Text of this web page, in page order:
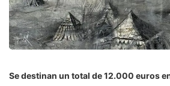
Se destinan un total de 12.000 euros